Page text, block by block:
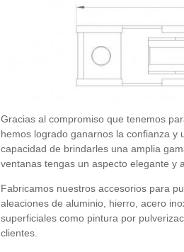
Gracias al compromiso que tenemos
hemos logrado ganarnos la confianza y
capacidad de brindarles una amplia
ventanas tengas un aspecto elegante y
Fabricamos nuestros accesorios para
aleaciones de aluminio, hierro, acero
superficiales como pintura por
clientes.